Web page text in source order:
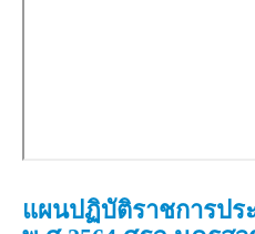
แผนปฏิบัติราชการปร